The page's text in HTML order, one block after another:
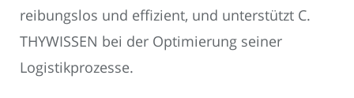
reibungslos und effizient, und unterstützt C.
THYWISSEN bei der Optimierung seiner
Logistikprozesse.